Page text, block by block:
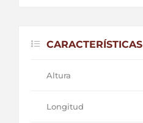
CARACTERÍSTICAS
Altura
Longitud